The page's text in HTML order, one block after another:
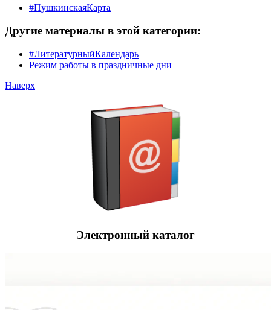
#ПушкинскаяКарта
Другие материалы в этой категории:
#ЛитературныйКалендарь
Режим работы в праздничные дни
Наверх
Электронный каталог